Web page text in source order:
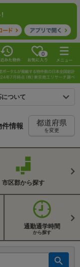
0
ついて
情報 都道府県
を変更
市区郡から探す
通勤通学時間
から探す